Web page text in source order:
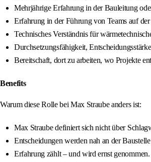
Mehrjährige Erfahrung in der Bauleitung
Erfahrung in der Führung von Teams auf
Technisches Verständnis für
Durchsetzungsfähigkeit,
Bereitschaft, dort zu arbeiten, wo Projekte
Benefits
Warum diese Rolle bei Max Straube anders ist:
Max Straube definiert sich nicht über
Entscheidungen werden nah an der
Erfahrung zählt – und wird ernst genommen.